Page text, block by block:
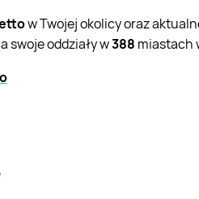
w Twojej okolicy oraz
swoje oddziały w388 miastach